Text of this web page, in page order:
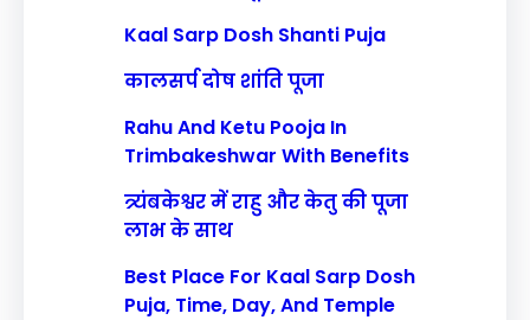
Kaal Sarp Dosh Shanti Puja
कालसर्प दोष शांति पूजा
Rahu And Ketu Pooja In
Trimbakeshwar With Benefits
त्र्यंबकेश्वर में राहु और केतु की पूजा
लाभ के साथ
Best Place For Kaal Sarp Dosh
Puja, Time, Day, And Temple